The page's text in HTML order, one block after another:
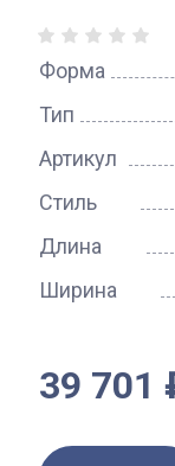
Форма
Тип
Артикул
Стиль
Длина
Ширина
39 701